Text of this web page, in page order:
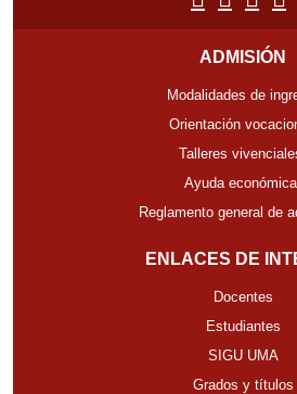
ADMISIÓN
Modalidades de
Orientación
Talleres
Ayuda económica.
Reglamento general de
ENLACES DE
Docentes
Estudiantes
SIGU UMA
Grados y títulos